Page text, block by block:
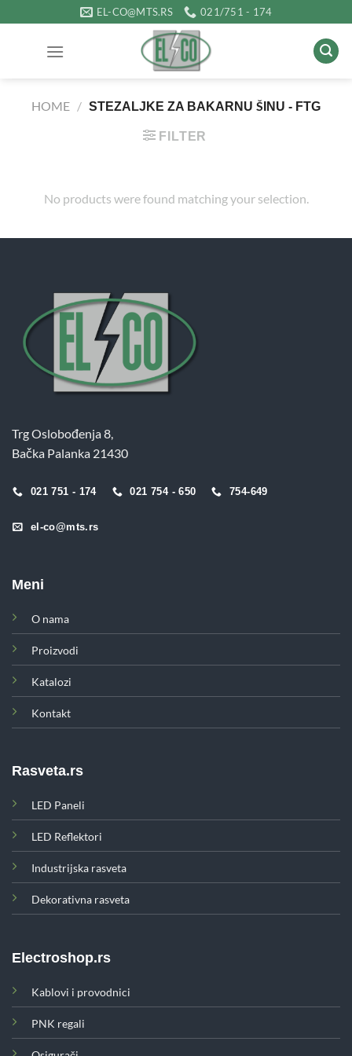
на
EL-CO@MTS.RS 021/751 - 174
HOME / STEZALJKE ZA BAKARNU ŠINU - FTG
FILTER
No products were found matching your selection.
Trg Oslobođenja 8,
Bačka Palanka 21430
021 751 - 174 021 754 - 650 754-649
el-co@mts.rs
Meni
O nama
Proizvodi
Katalozi
Kontakt
Rasveta.rs
LED Paneli
LED Reflektori
Industrijska rasveta
Dekorativna rasveta
Electroshop.rs
Kablovi i provodnici
PNK regali